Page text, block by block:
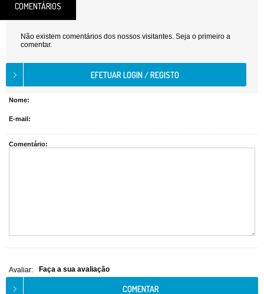
COMENTÁRIOS
Não existem comentários dos nossos visitantes. Seja o primeiro a
comentar.
Nome:
E-mail:
Comentário:
Avaliar: Faça a sua avaliação